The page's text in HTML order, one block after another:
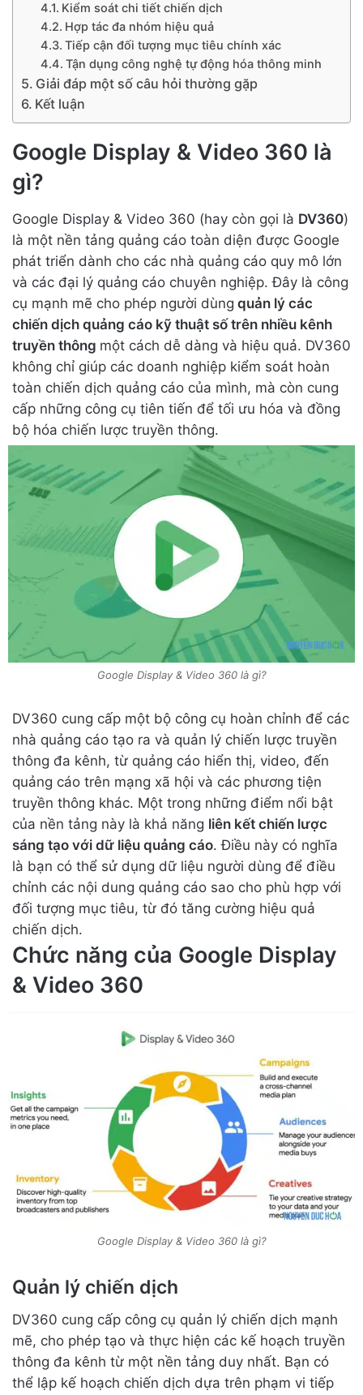
Kiểm soát chi tiết chiến dịch
Hợp tác đa nhóm hiệu quả
Tiếp cận đối tượng mục tiêu chính xác
Tận dụng công nghệ tự động hóa thông minh
Giải đáp một số câu hỏi thường gặp
Kết luận
Google Display & Video 360 là
gì?
Google Display & Video 360 (hay còn gọi là DV360)
là một nền tảng quảng cáo toàn diện được Google
phát triển dành cho các nhà quảng cáo quy mô lớn
và các đại lý quảng cáo chuyên nghiệp. Đây là công
cụ mạnh mẽ cho phép người dùng quản lý các
chiến dịch quảng cáo kỹ thuật số trên nhiều kênh
truyền thông một cách dễ dàng và hiệu quả. DV360
không chỉ giúp các doanh nghiệp kiểm soát hoàn
toàn chiến dịch quảng cáo của mình, mà còn cung
cấp những công cụ tiên tiến để tối ưu hóa và đồng
bộ hóa chiến lược truyền thông.
Google Display & Video 360 là gì?
DV360 cung cấp một bộ công cụ hoàn chỉnh để các
nhà quảng cáo tạo ra và quản lý chiến lược truyền
thông đa kênh, từ quảng cáo hiển thị, video, đến
quảng cáo trên mạng xã hội và các phương tiện
truyền thông khác. Một trong những điểm nổi bật
của nền tảng này là khả năng liên kết chiến lược
sáng tạo với dữ liệu quảng cáo. Điều này có nghĩa
là bạn có thể sử dụng dữ liệu người dùng để điều
chỉnh các nội dung quảng cáo sao cho phù hợp với
đối tượng mục tiêu, từ đó tăng cường hiệu quả
chiến dịch.
Chức năng của Google Display
& Video 360
Google Display & Video 360 là gì?
Quản lý chiến dịch
DV360 cung cấp công cụ quản lý chiến dịch mạnh
mẽ, cho phép tạo và thực hiện các kế hoạch truyền
thông đa kênh từ một nền tảng duy nhất. Bạn có
thể lập kế hoạch chiến dịch dựa trên phạm vi tiếp